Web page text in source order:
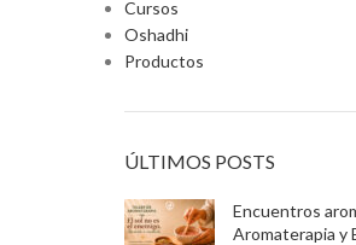
Cursos
Oshadhi
Productos
ÚLTIMOS POSTS
Encuentros
Aromaterapia y